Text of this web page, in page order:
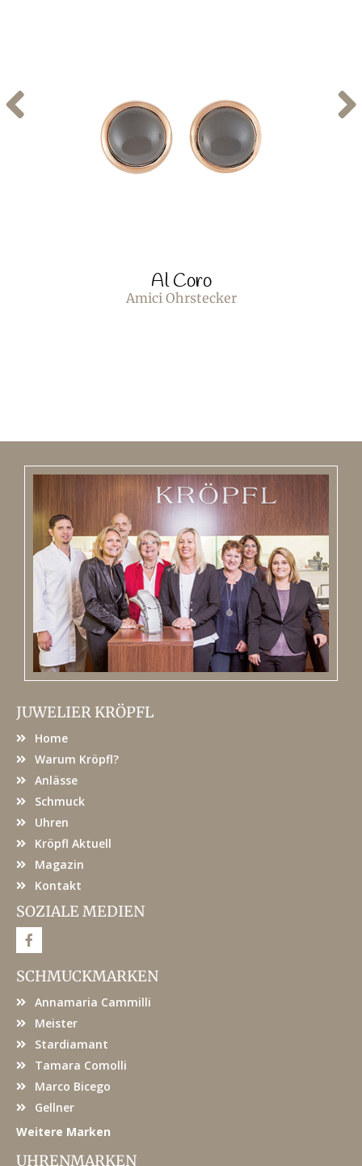
Al Coro
Amici Ohrstecker
JUWELIER KRÖPFL
Home
Warum Kröpfl?
Anlässe
Schmuck
Uhren
Kröpfl Aktuell
Magazin
Kontakt
SOZIALE MEDIEN
F
a
e
b
o
SCHMUCKMARKEN
Annamaria Cammilli
Meister
Stardiamant
Tamara Comolli
Marco Bicego
Gellner
Weitere Marken
UHRENMARKEN